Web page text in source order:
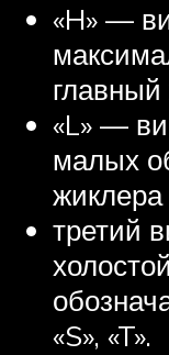
«H» —
«L» —
малых
жиклера
третий
«S», «T».